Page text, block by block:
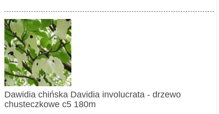
Dawidia chińska Davidia involucrata - drzewo
chusteczkowe c5 180m